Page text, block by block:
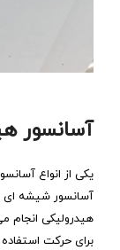
آسانسور
یکی از انواع
آسانسور شیشه ای
هیدرولیکی انجام
برای حرکت